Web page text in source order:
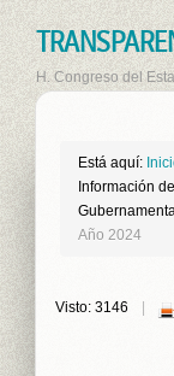
H. Congreso del
Está aquí:
Información
Año 2024
Visto: 3146